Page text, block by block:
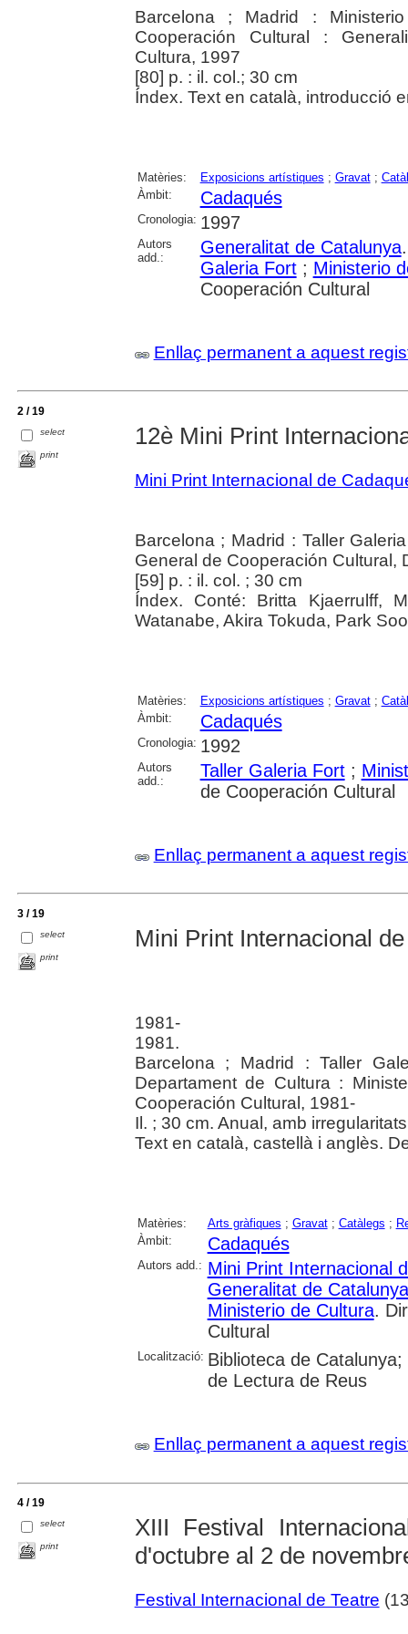
Barcelona ; Madrid :
Cooperación Cultural :
Cultura, 1997
[80] p. : il. col.; 30 cm
Índex. Text en català, introducció
Matèries: Exposicions artístiques ; Gravat;
Àmbit:
Cadaqués
Cronologia: 1997
Autors
add.:
Generalitat de Catalunya
Galeria Fort; Ministerio
Cooperación Cultural
Enllaç permanent a aquest
2 / 19
select
print
12è Mini Print
Mini Print Internacional de
Barcelona ; Madrid : Taller
General de Cooperación Cultural,
[59] p. : il. col. ; 30 cm
Índex. Conté: Britta Kjaerrulff,
Watanabe, Akira Tokuda, Park
Matèries: Exposicions artístiques ; Gravat;
Àmbit:
Cadaqués
Cronologia: 1992
Autors
add.:
Taller Galeria Fort;
de Cooperación Cultural
Enllaç permanent a aquest
3 / 19
select
print
Mini Print Internacional
1981-
1981.
Barcelona ; Madrid : Taller
Departament de Cultura :
Cooperación Cultural, 1981-
Il. ; 30 cm. Anual, amb
Text en català, castellà i anglès.
Matèries: Arts gràfiques ; Gravat; Catàlegs ;
Àmbit:
Cadaqués
Autors add.: Mini Print Internacional
Generalitat de Catalunya
Ministerio de Cultura.
Cultural
Localització: Biblioteca de
de Lectura de Reus
Enllaç permanent a aquest
4 / 19
select
print
XIII Festival
d'octubre al 2 de
Festival Internacional de Teatre